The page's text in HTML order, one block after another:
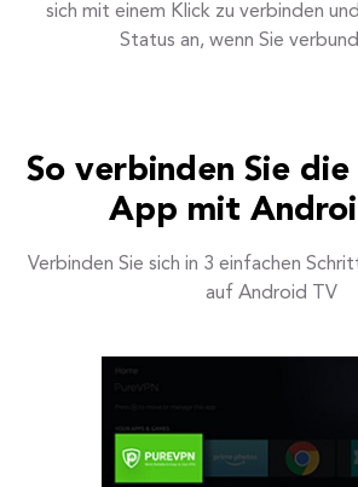
sich mit einem Klick zu verbinden
Status an, wenn Sie
So verbinden Sie
App mit
Verbinden Sie sich in 3 einfachen
auf Android TV